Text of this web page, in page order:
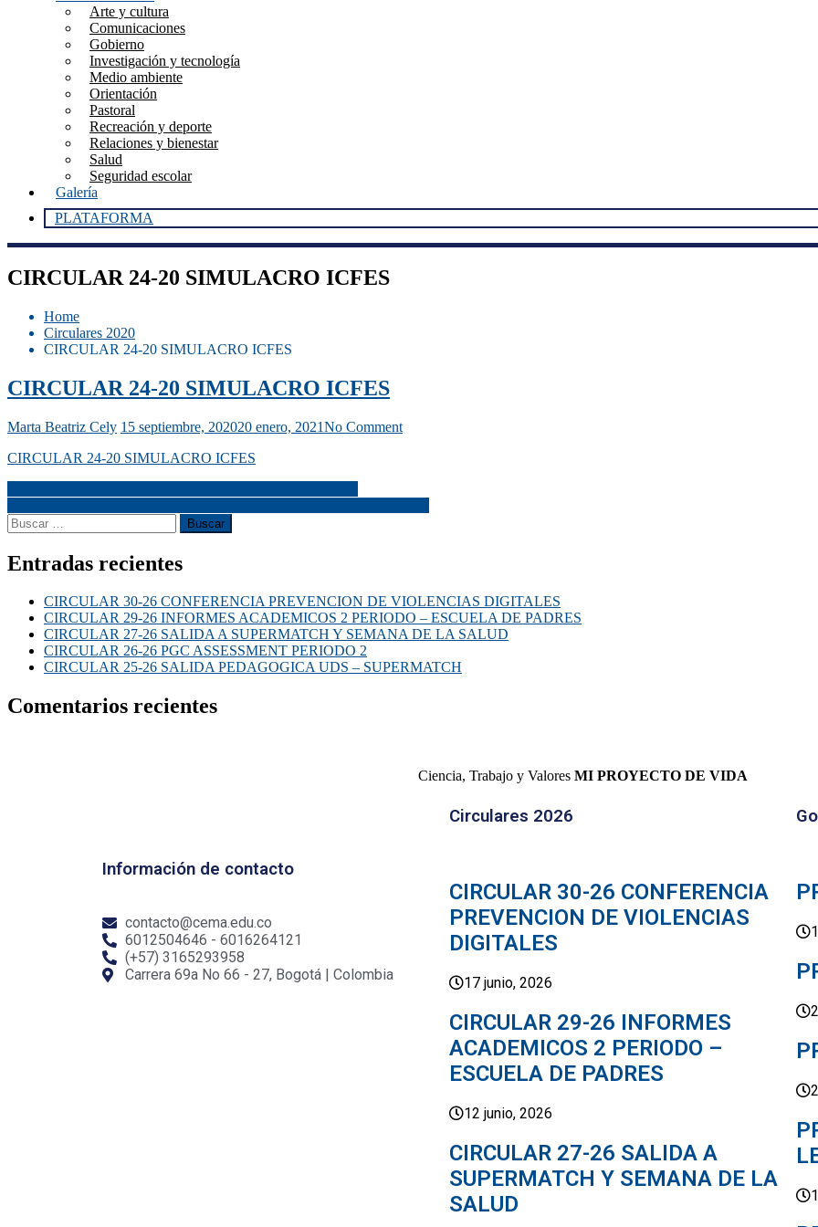
Arte y cultura
Comunicaciones
Gobierno
Investigación y tecnología
Medio ambiente
Orientación
Pastoral
Recreación y deporte
Relaciones y bienestar
Salud
Seguridad escolar
Galería
PLATAFORMA
CIRCULAR 24-20 SIMULACRO ICFES
Home
Circulares 2020
CIRCULAR 24-20 SIMULACRO ICFES
CIRCULAR 24-20 SIMULACRO ICFES
Marta Beatriz Cely 15 septiembre, 202020 enero, 2021No Comment
CIRCULAR 24-20 SIMULACRO ICFES
Entradas recientes
CIRCULAR 30-26 CONFERENCIA PREVENCION DE VIOLENCIAS DIGITALES
CIRCULAR 29-26 INFORMES ACADEMICOS 2 PERIODO – ESCUELA DE PADRES
CIRCULAR 27-26 SALIDA A SUPERMATCH Y SEMANA DE LA SALUD
CIRCULAR 26-26 PGC ASSESSMENT PERIODO 2
CIRCULAR 25-26 SALIDA PEDAGOGICA UDS – SUPERMATCH
Comentarios recientes
Ciencia, Trabajo y ValoresMI PROYECTO DE VIDA
Información de contacto
contacto@cema.edu.co
6012504646 - 6016264121
(+57) 3165293958
Carrera 69a No 66 - 27, Bogotá | Colombia
Circulares 2026
CIRCULAR 30-26 CONFERENCIA
PREVENCION DE VIOLENCIAS
DIGITALES
17 junio, 2026
CIRCULAR 29-26 INFORMES
ACADEMICOS 2 PERIODO –
ESCUELA DE PADRES
12 junio, 2026
CIRCULAR 27-26 SALIDA A
SUPERMATCH Y SEMANA DE LA
SALUD